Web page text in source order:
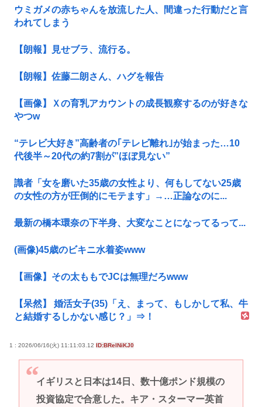
ウミガメの赤ちゃんを放流した人、間違った行動だと言
われてしまう
【朗報】見せブラ、流行る。
【朗報】佐藤二朗さん、ハグを報告
【画像】Ｘの育乳アカウントの成長観察するのが好きな
やつw
“テレビ大好き”高齢者の｢テレビ離れ｣が始まった…10
代後半～20代の約7割が”ほぼ見ない”
識者「女を磨いた35歳の女性より、何もしてない25歳
の女性の方が圧倒的にモテます」→…正論なのに...
最新の橋本環奈の下半身、大変なことになってるって...
(画像)45歳のビキニ水着姿www
【画像】その太ももでJCは無理だろwww
【呆然】 婚活女子(35)「え、まって、もしかして私、牛
と結婚するしかない感じ？」⇒！
1 : 2026/06/16(火) 11:11:03.12 ID:BRelNiKJ0
イギリスと日本は14日、数十億ポンド規模の
投資協定で合意した。キア・スターマー英首